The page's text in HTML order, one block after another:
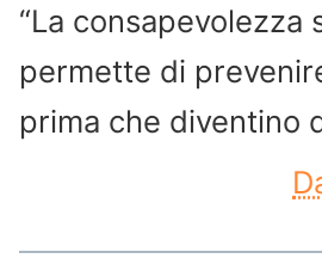
“La consapevolezza
permette di
prima che diventino